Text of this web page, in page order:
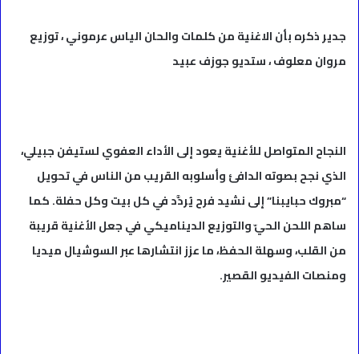
جدير ذكره بأن الاغنية من كلمات والحان الياس عرموني ، توزيع
مروان معلوف ، ستديو جوزف عبيد
النجاح المتواصل للأغنية يعود إلى الأداء العفوي لستيفن جبيلي،
الذي نجح بصوته الدافئ وأسلوبه القريب من الناس في تحويل
“مبروك حبايبنا” إلى نشيد فرح يُردَّد في كل بيت وكل حفلة. كما
ساهم اللحن الحيّ والتوزيع الديناميكي في جعل الأغنية قريبة
من القلب، وسهلة الحفظ، ما عزز انتشارها عبر السوشيال ميديا
ومنصات الفيديو القصير.